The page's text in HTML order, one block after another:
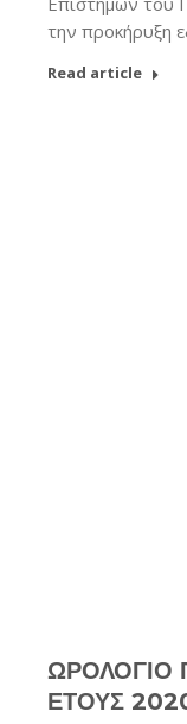
την προκήρυξη
Read article
ΩΡΟΛΟΓΙΟ
ΕΤΟΥΣ